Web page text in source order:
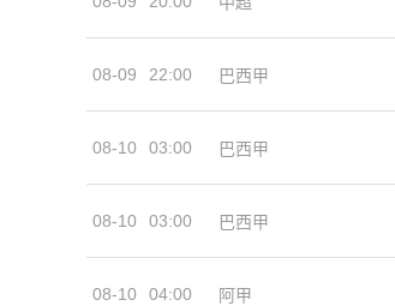
08-09 22:00 巴西甲
08-10 03:00 巴西甲
08-10 03:00 巴西甲
08-10 04:00 阿甲